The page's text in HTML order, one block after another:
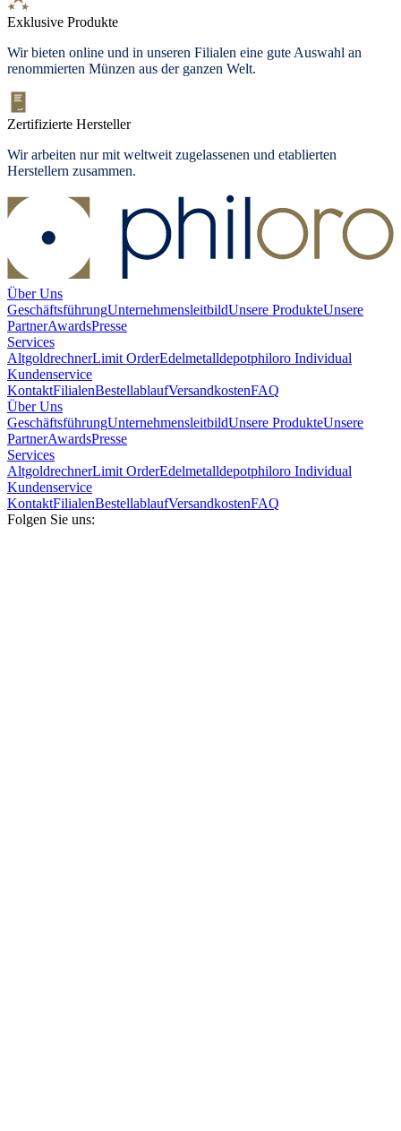
Exklusive Produkte
Wir bieten online und in unseren Filialen eine gute Auswahl an
renommierten Münzen aus der ganzen Welt.
Zertifizierte Hersteller
Wir arbeiten nur mit weltweit zugelassenen und etablierten
Herstellern zusammen.
Über Uns
GeschäftsführungUnternehmensleitbildUnsere ProdukteUnsere
PartnerAwardsPresse
Services
AltgoldrechnerLimit OrderEdelmetalldepotphiloro Individual
Kundenservice
KontaktFilialenBestellablaufVersandkostenFAQ
Über Uns
GeschäftsführungUnternehmensleitbildUnsere ProdukteUnsere
PartnerAwardsPresse
Services
AltgoldrechnerLimit OrderEdelmetalldepotphiloro Individual
Kundenservice
KontaktFilialenBestellablaufVersandkostenFAQ
Folgen Sie uns: